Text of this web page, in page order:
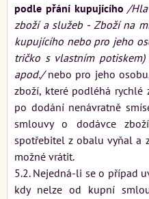
podle přání kupujícího /
zboží a služeb - Zboží na
kupujícího nebo pro jeho
tričko s vlastním
apod./nebo pro jeho
zboží, které podléhá rychlé
po dodání nenávratně
smlouvy o dodávce
spotřebitel z obalu vyňal a
možné vrátit.
5.2. Nejedná-li se o případ
kdy nelze od kupní